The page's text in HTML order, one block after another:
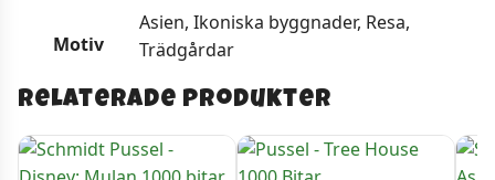
Motiv
Asien, Ikoniska byggnader, Resa,
Trädgårdar
Relaterade produkter